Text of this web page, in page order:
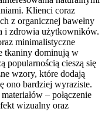
Klienci coraz
z organicznej bawełny
i zdrowia użytkowników.
minimalistyczne
tkaniny dominują w
popularnością cieszą się
wzory, które dodają
ono bardziej wyraziste.
– połączenie
wizualny oraz